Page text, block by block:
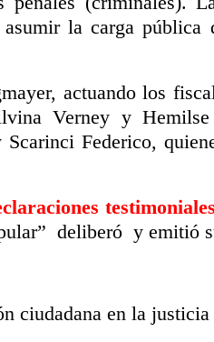
la carga pública
actuando los
Verney y
Federico,
deliberó y emitió
ciudadana en la justicia